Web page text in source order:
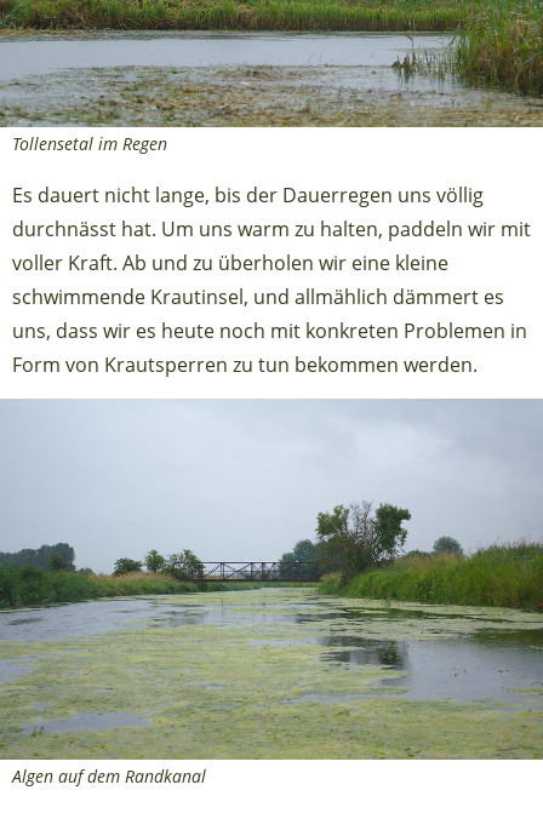
Tollensetal im Regen
Es dauert nicht lange, bis der Dauerregen uns völlig
durchnässt hat. Um uns warm zu halten, paddeln wir mit
voller Kraft. Ab und zu überholen wir eine kleine
schwimmende Krautinsel, und allmählich dämmert es
uns, dass wir es heute noch mit konkreten Problemen in
Form von Krautsperren zu tun bekommen werden.
Algen auf dem Randkanal